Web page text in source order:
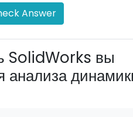
Answer
SolidWorks вы
анализа